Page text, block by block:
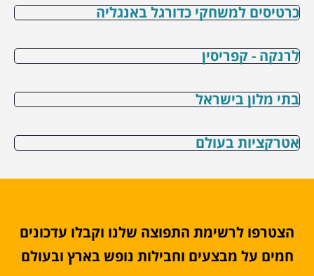
כרטיסים למשחקי כדורגל באנגליה
לרנקה - קפריסין
בתי מלון בישראל
אטרקציות בעולם
הצטרפו לרשימת התפוצה שלנו וקבלו עדכונים
חמים על מבצעים וחבילות נופש בארץ ובעולם